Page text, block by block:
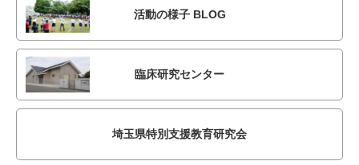
活動の様子 BLOG
臨床研究センター
埼玉県特別支援教育研究会